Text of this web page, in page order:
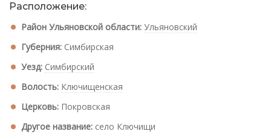
Расположение:
Район Ульяновской области: Ульяновский
Губерния: Симбирская
Уезд: Симбирский
Волость: Ключищенская
Церковь: Покровская
Другое название: cело Ключищи